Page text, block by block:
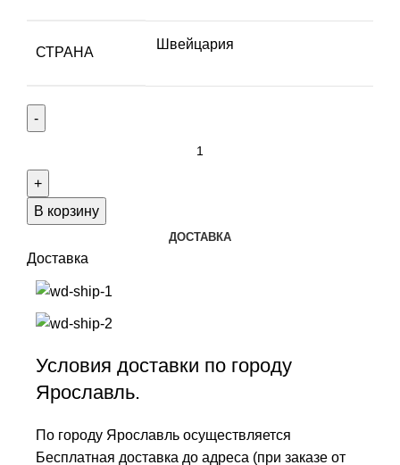
СТРАНА
Швейцария
В корзину
ДОСТАВКА
Доставка
Условия доставки по городу
Ярославль.
По городу Ярославль осуществляется
Бесплатная доставка до адреса (при заказе от